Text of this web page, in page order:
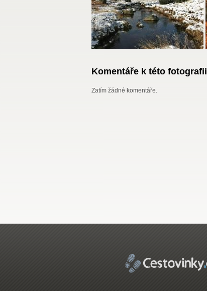
Komentáře k této fotografii
Zatím žádné komentáře.